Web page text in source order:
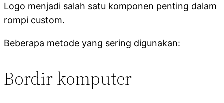
Logo menjadi salah satu komponen penting dalam
rompi custom.
Beberapa metode yang sering digunakan:
Bordir komputer